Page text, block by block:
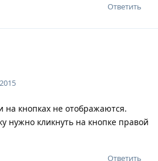
Ответить
на кнопках не отображаются.
нужно кликнуть на кнопке правой
Ответить